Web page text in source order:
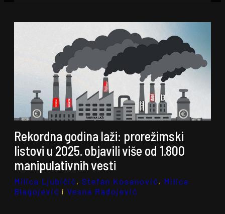
Rekordna godina laži: prorežimski
listovi u 2025. objavili više od 1.800
manipulativnih vesti
Milica Ljubičić, Stefan Kosanović, Milica
Blagojević i Vesna Radojević